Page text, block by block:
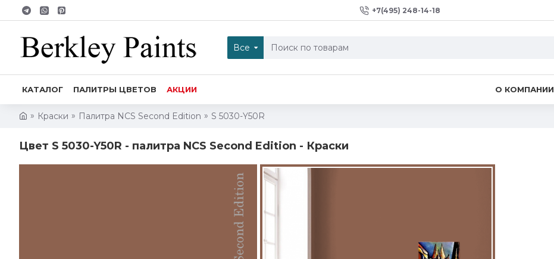
+7(495) 248-14-18
Все
КАТАЛОГ ПАЛИТРЫ ЦВЕТОВ АКЦИИ О КОМПАНИИ
Краски Палитра NCS Second Edition S 5030-Y50R
Цвет S 5030-Y50R - палитра NCS Second Edition - Краски